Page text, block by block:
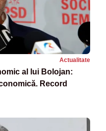
Actualitate
al lui Bolojan:
Record